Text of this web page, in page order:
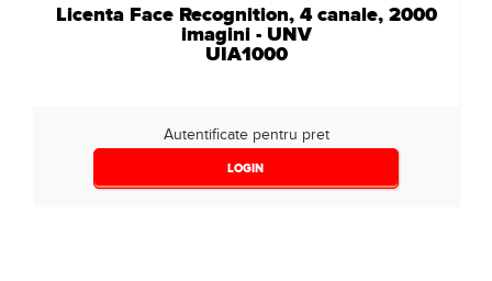
Licenta Face Recognition, 4 canale, 2000
imagini - UNV
UIA1000
Autentificate pentru pret
LOGIN